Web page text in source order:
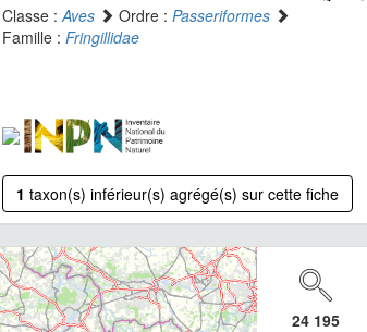
Classe :Aves Ordre : Passeriformes
Famille : Fringillidae
1 taxon(s) inférieur(s) agrégé(s) sur cette fiche
24 195